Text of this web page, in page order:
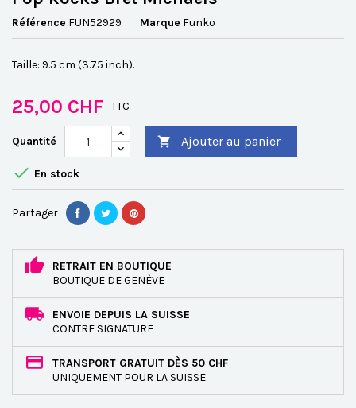
Référence FUN52929 Marque Funko
Taille: 9.5 cm (3.75 inch).
25,00 CHF TTC
Quantité  Ajouter au panier
 En stock
Partager
RETRAIT EN BOUTIQUE
BOUTIQUE DE GENÈVE
ENVOIE DEPUIS LA SUISSE
CONTRE SIGNATURE
TRANSPORT GRATUIT DÈS 50 CHF
UNIQUEMENT POUR LA SUISSE.